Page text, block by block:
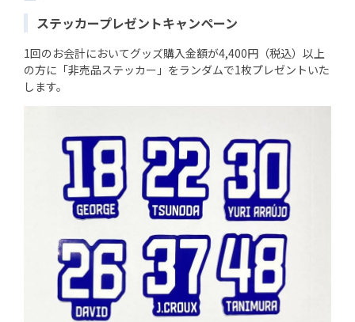
ステッカープレゼントキャンペーン
1回のお会計においてグッズ購入金額が4,400円（税込）以上
の方に「非売品ステッカー」をランダムで1枚プレゼントいた
します。